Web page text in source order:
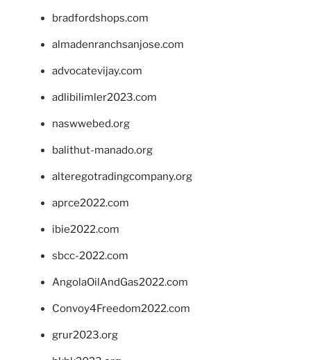
bradfordshops.com
almadenranchsanjose.com
advocatevijay.com
adlibilimler2023.com
naswwebed.org
balithut-manado.org
alteregotradingcompany.org
aprce2022.com
ibie2022.com
sbcc-2022.com
AngolaOilAndGas2022.com
Convoy4Freedom2022.com
grur2023.org